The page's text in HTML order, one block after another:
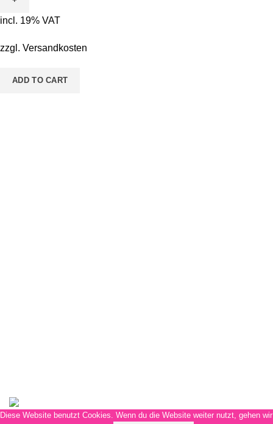
incl. 19% VAT
zzgl. Versandkosten
ADD TO CART
Diese Website benutzt Cookies. Wenn du die Website weiter nutzt, gehen wir